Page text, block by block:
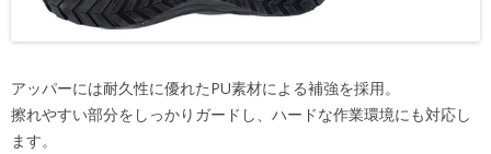
アッパーには耐久性に優れたPU素材による補強を採用。
擦れやすい部分をしっかりガードし、ハードな作業環境にも対応し
ます。